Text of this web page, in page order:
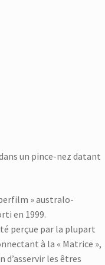
un pince-nez datant
» australo-
en 1999.
perçue par la plupart
à la « Matrice »,
d’asservir les êtres